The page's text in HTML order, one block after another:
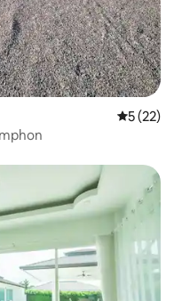
5 (22)